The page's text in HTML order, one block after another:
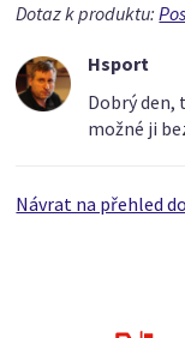
Dotaz k produktu:
Hsport
Dobrý den,
možné ji
Návrat na přehled